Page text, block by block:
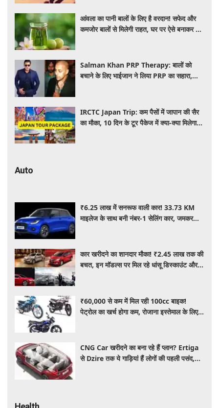
आंवला का पानी बालों के लिए है वरदान! सफेद और
कमजोर बालों से मिलेगी राहत, घर पर ऐसे बनाकर करें
Salman Khan PRP Therapy: बालों को
बचाने के लिए भाईजान ने लिया PRP का सहारा,
IRCTC Japan Trip: कम पैसों में जापान की सैर
का मौका, 10 दिन के टूर पैकेज में क्या-क्या मिलेगा?
Auto
₹6.25 लाख में सनरूफ वाली कार! 33.73 KM
माइलेज के साथ बनी नंबर-1 सेलिंग कार, जमकर
कार खरीदने का शानदार मौका! ₹2.45 लाख तक की
बचत, इन मॉडल्स पर मिल रहे धांसू डिस्काउंट और
₹60,000 से कम में मिल रही 100cc बाइक!
पेट्रोल का खर्च होगा कम, रोजाना इस्तेमाल के लिए है
CNG Car खरीदने का बना रहे हैं प्लान? Ertiga
से Dzire तक ये गाड़ियां हैं लोगों की पहली पसंद,